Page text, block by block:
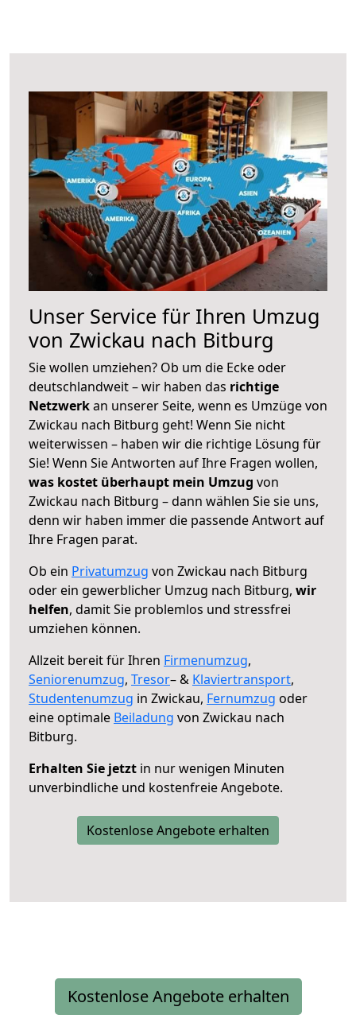
Unser Service für Ihren Umzug
von Zwickau nach Bitburg
Sie wollen umziehen? Ob um die Ecke oder
deutschlandweit – wir haben das richtige
Netzwerkan unserer Seite, wenn es Umzüge von
Zwickau nach Bitburg geht! Wenn Sie nicht
weiterwissen – haben wir die richtige Lösung für
Sie! Wenn Sie Antworten auf Ihre Fragen wollen,
was kostet überhaupt mein Umzug von
Zwickau nach Bitburg – dann wählen Sie sie uns,
denn wir haben immer die passende Antwort auf
Ihre Fragen parat.
Ob ein Privatumzug von Zwickau nach Bitburg
oder ein gewerblicher Umzug nach Bitburg, wir
helfen, damit Sie problemlos und stressfrei
umziehen können.
Allzeit bereit für Ihren Firmenumzug,
Seniorenumzug, Tresor– & Klaviertransport,
Studentenumzug in Zwickau, Fernumzug oder
eine optimale Beiladung von Zwickau nach
Bitburg.
Erhalten Sie jetzt in nur wenigen Minuten
unverbindliche und kostenfreie Angebote.
Kostenlose Angebote erhalten
Kostenlose Angebote erhalten